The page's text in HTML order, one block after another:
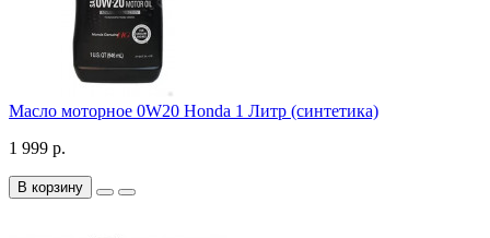
Масло моторное 0W20 Honda 1 Литр (синтетика)
1 999 р.
В корзину